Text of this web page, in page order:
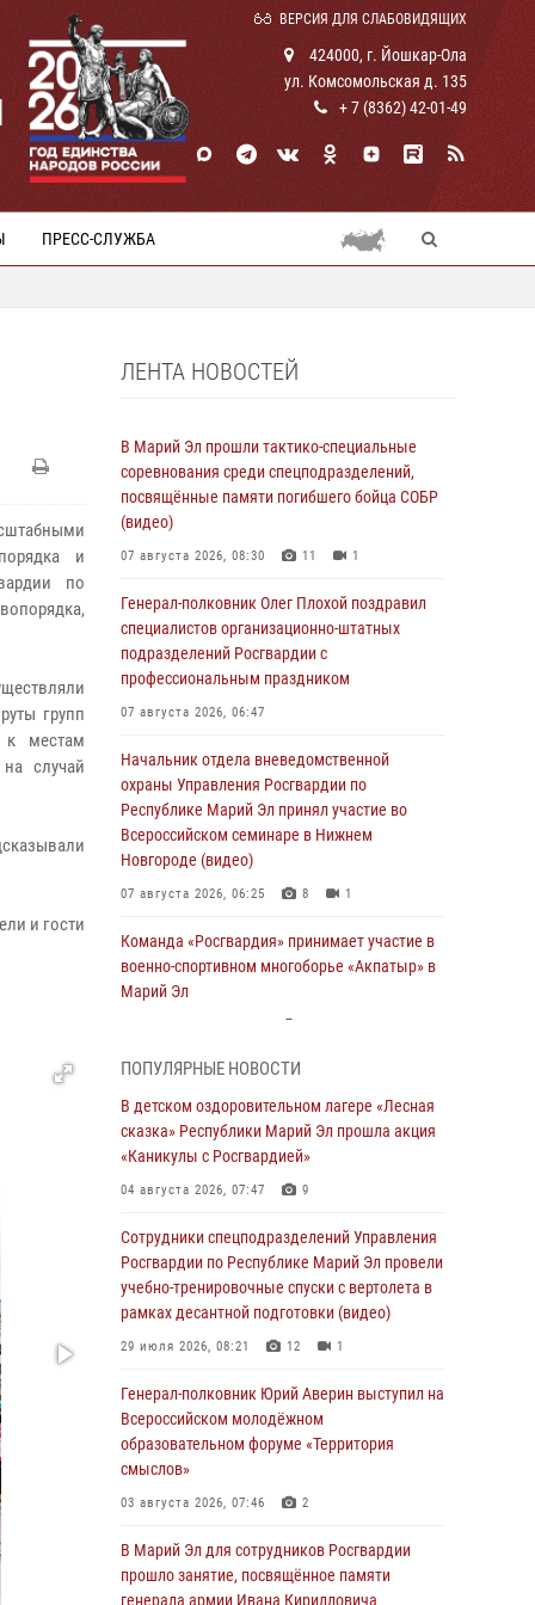
ВЕРСИЯ ДЛЯ СЛАБОВИДЯЩИХ
424000, г. Йошкар-Ола
ул. Комсомольская д. 135
+ 7 (8362) 42-01-49
ПРЕСС-СЛУЖБА
и
по
групп
к местам
случай
и гости
ЛЕНТА НОВОСТЕЙ
В Марий Эл прошли тактико-специальные
соревнования среди спецподразделений,
посвящённые памяти погибшего бойца СОБР
(видео)
07 августа 2026, 08:30 11 1
Генерал-полковник Олег Плохой поздравил
специалистов организационно-штатных
подразделений Росгвардии с
профессиональным праздником
07 августа 2026, 06:47
Начальник отдела вневедомственной
охраны Управления Росгвардии по
Республике Марий Эл принял участие во
Всероссийском семинаре в Нижнем
Новгороде (видео)
07 августа 2026, 06:25 8 1
Команда «Росгвардия» принимает участие в
военно-спортивном многоборье «Акпатыр» в
Марий Эл
Представитель вневедомственной охраны
Управления Росгвардии по Республике
Марий Эл принял участие в учебно-
методическом сборе Росгвардии в Ижевске
06 августа 2026, 09:37 10
В Марий Эл сотрудники ЛРР Росгвардии за
прошедший месяц провели более 90
проверок мест хранения гражданского
06 августа 2026, 08:00
В Марий Эл сотрудники вневедомственной
охраны Росгвардии за прошедший месяц
задержали 19 нарушителей
05 августа 2026, 09:44
прошло занятие, посвящённое памяти
генерала армии Ивана Кирилловича
ПОПУЛЯРНЫЕ НОВОСТИ
В детском оздоровительном лагере «Лесная
сказка» Республики Марий Эл прошла акция
«Каникулы с Росгвардией»
04 августа 2026, 07:47 9
Сотрудники спецподразделений Управления
Росгвардии по Республике Марий Эл провели
учебно-тренировочные спуски с вертолета в
рамках десантной подготовки (видео)
29 июля 2026, 08:21 12 1
Генерал-полковник Юрий Аверин выступил на
Всероссийском молодёжном
образовательном форуме «Территория
смыслов»
03 августа 2026, 07:46 2
В Марий Эл для сотрудников Росгвардии
прошло занятие, посвящённое памяти
генерала армии Ивана Кирилловича